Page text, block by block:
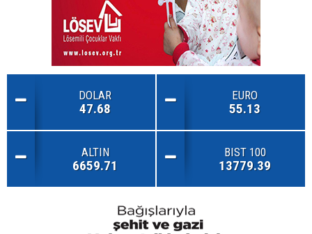
DOLAR
47.68
EURO
55.13
ALTIN
6659.71
BIST 100
13779.39